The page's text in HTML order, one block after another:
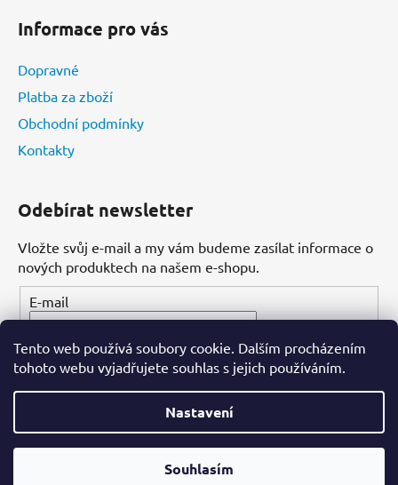
Tento web používá soubory cookie. Dalším procházením
tohoto webu vyjadřujete souhlas s jejich používáním.
Nastavení
Souhlasím
Informace pro vás
Dopravné
Platba za zboží
Obchodní podmínky
Kontakty
Odebírat newsletter
Vložte svůj e-mail a my vám budeme zasílat informace o
nových produktech na našem e-shopu.
E-mail
PŘIHLÁSIT SE
Vytvořil Shoptet
Dental-ordinace.cz